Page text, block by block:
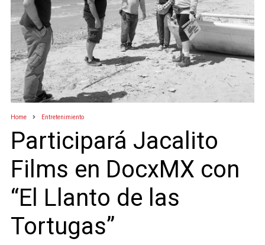
Home Entretenimiento
Participará Jacalito
Films en DocxMX con
“El Llanto de las
Tortugas”